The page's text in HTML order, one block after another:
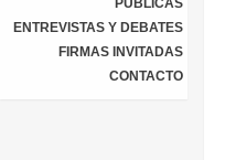
PÚBLICAS
ENTREVISTAS Y DEBATES
FIRMAS INVITADAS
CONTACTO